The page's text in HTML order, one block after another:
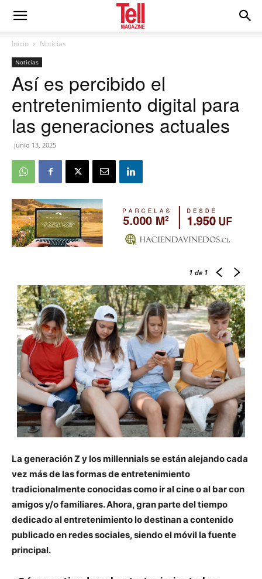
Inicio Noticias
Noticias
Así es percibido el
entretenimiento digital para
las generaciones actuales
junio 13, 2025
1 de 1
La generación Z y los millennials se están alejando cada
vez más de las formas de entretenimiento
tradicionalmente conocidas como ir al cine o al bar con
amigos y/o familiares. Ahora, gran parte del tiempo
dedicado al entretenimiento lo destinan a contenido
publicado en redes sociales, siendo el móvil la fuente
principal.